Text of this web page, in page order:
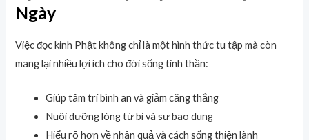
Ngày
Việc đọc kinh Phật không chỉ là một hình thức tu tập mà còn
mang lại nhiều lợi ích cho đời sống tinh thần:
Giúp tâm trí bình an và giảm căng thẳng
Nuôi dưỡng lòng từ bi và sự bao dung
Hiểu rõ hơn về nhân quả và cách sống thiện lành